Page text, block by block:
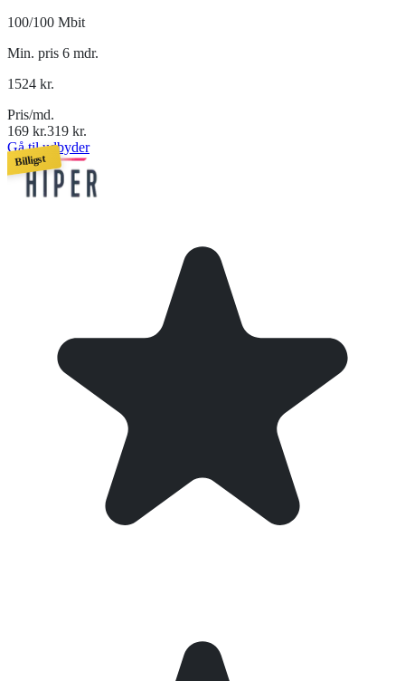
100/100 Mbit
Min. pris 6 mdr.
1524 kr.
Pris/md.
169 kr.319 kr.
Gå til udbyder
Billigst